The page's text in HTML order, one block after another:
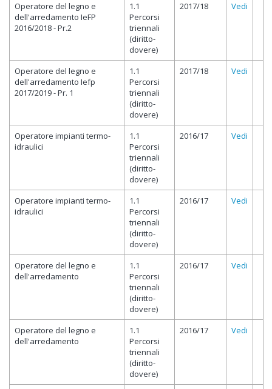
Operatore del legno e
dell'arredamento IeFP
2016/2018 - Pr.2
1.1
Percorsi
triennali
(diritto-
dovere)
2017/18 Vedi
Operatore del legno e
dell'arredamento Iefp
2017/2019 - Pr. 1
1.1
Percorsi
triennali
(diritto-
dovere)
2017/18 Vedi
Operatore impianti termo-
idraulici
1.1
Percorsi
triennali
(diritto-
dovere)
2016/17 Vedi
Operatore impianti termo-
idraulici
1.1
Percorsi
triennali
(diritto-
dovere)
2016/17 Vedi
Operatore del legno e
dell'arredamento
1.1
Percorsi
triennali
(diritto-
dovere)
2016/17 Vedi
Operatore del legno e
dell'arredamento
1.1
Percorsi
triennali
(diritto-
dovere)
2016/17 Vedi